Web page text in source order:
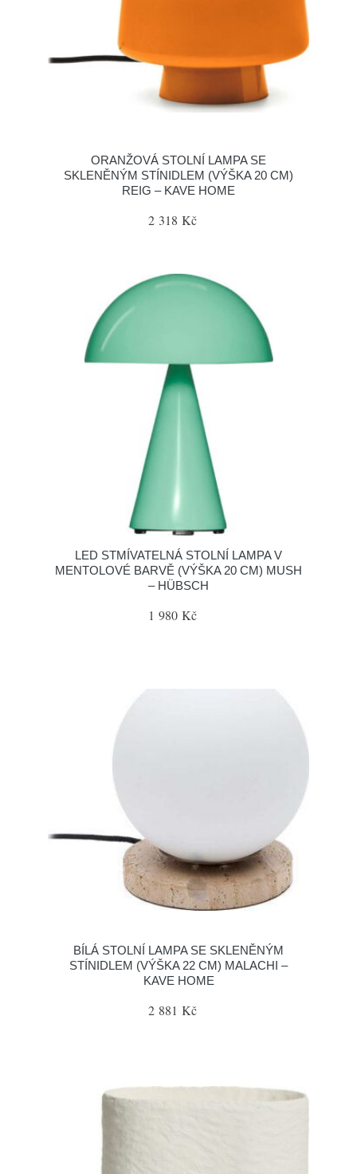
ORANŽOVÁ STOLNÍ LAMPA SE
SKLENĚNÝM STÍNIDLEM (VÝŠKA 20 CM)
REIG – KAVE HOME
2 318 Kč
LED STMÍVATELNÁ STOLNÍ LAMPA V
MENTOLOVÉ BARVĚ (VÝŠKA 20 CM) MUSH
– HÜBSCH
1 980 Kč
BÍLÁ STOLNÍ LAMPA SE SKLENĚNÝM
STÍNIDLEM (VÝŠKA 22 CM) MALACHI –
KAVE HOME
2 881 Kč